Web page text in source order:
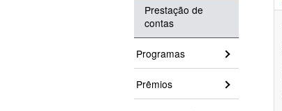
Prestação de
contas
Programas
Prêmios